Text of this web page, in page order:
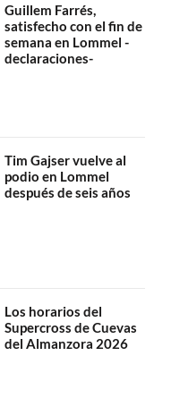
Guillem Farrés,
satisfecho con el fin de
semana en Lommel -
declaraciones-
Tim Gajser vuelve al
podio en Lommel
después de seis años
Los horarios del
Supercross de Cuevas
del Almanzora 2026